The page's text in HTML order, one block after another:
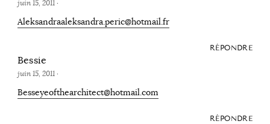
juin 15, 2011·
Aleksandraaleksandra.peric@hotmail.fr
RÉPONDRE
Bessie
juin 15, 2011·
Besseyeofthearchitect@hotmail.com
RÉPONDRE